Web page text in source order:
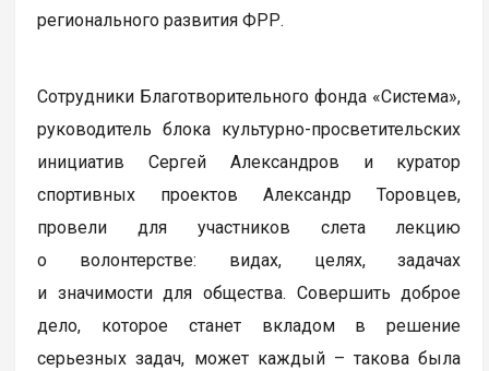
регионального развития ФРР.
Сотрудники Благотворительного фонда «Система»,
руководитель блока культурно-просветительских
инициатив Сергей Александров и куратор
спортивных проектов Александр Торовцев,
провели для участников слета лекцию
о волонтерстве: видах, целях, задачах
и значимости для общества. Совершить доброе
дело, которое станет вкладом в решение
серьезных задач, может каждый – такова была